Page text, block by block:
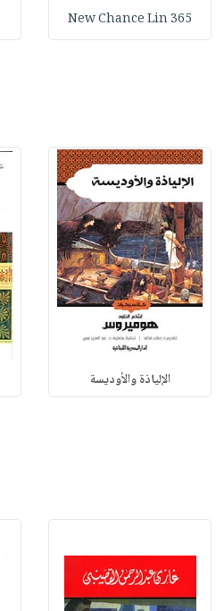
365 New Chance Lin
الإلياذة والأوديسة